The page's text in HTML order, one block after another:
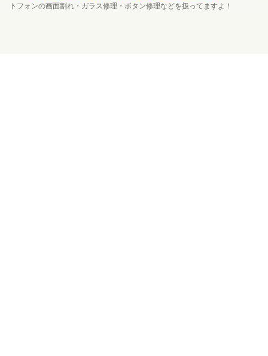
トフォンの画面割れ・ガラス修理・ボタン修理などを扱ってますよ！